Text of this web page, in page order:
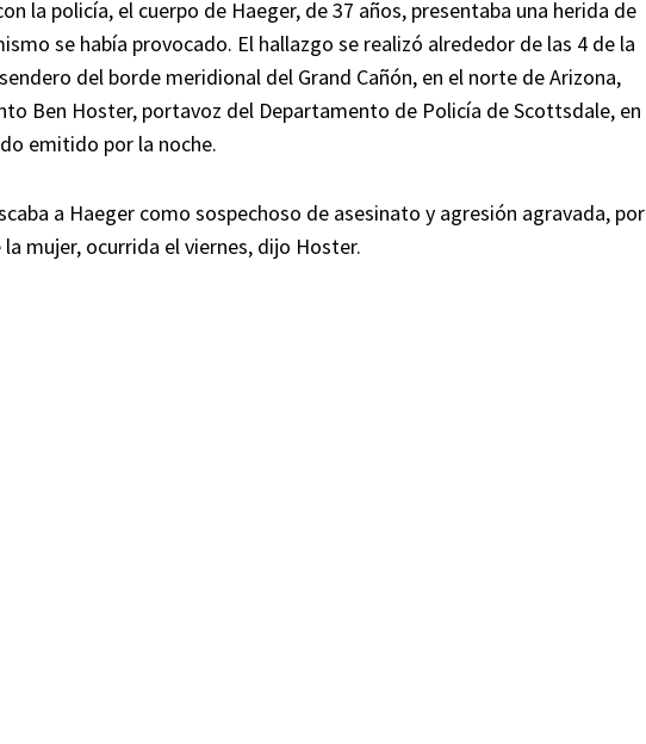
la policía, el cuerpo de Haeger, de 37 años, presentaba una herida de
se había provocado. El hallazgo se realizó alrededor de las 4 de la
del borde meridional del Grand Cañón, en el norte de Arizona,
Ben Hoster, portavoz del Departamento de Policía de Scottsdale, en
emitido por la noche.
a Haeger como sospechoso de asesinato y agresión agravada, por
mujer, ocurrida el viernes, dijo Hoster.